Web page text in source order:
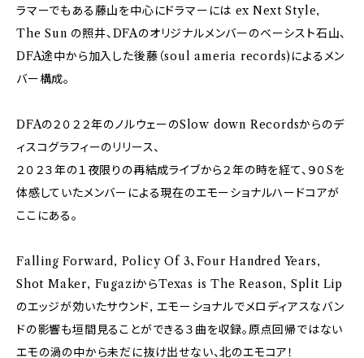
ラマーでもある藤山を中心にドラマーには ex Next Style,
The Sun の照井、DFAのオリジナルメンバーのベーシスト石山、
DFA途中から加入した後藤（soul ameria records)によるメン
バー構成。
DFAの２０２２年のノルウェーのSlow down Recordsからのデ
ィスコグラフィーのリリース、
２０２３年の１夜限りの再結成ライブから２年の時を経て、９０Sを
体感していたメンバーによる現在のエモーショナルハードコアが
ここにある。
Falling Forward, Policy Of 3、Four Handred Years,
Shot Maker, FugaziからTexas is The Reason, Split Lip
のエッジが効いたサウンド, エモーショナルでメロディアスなバン
ドの影響も垣間見ることができる３曲を収録。原点回帰ではない
エモの渦の中から未だに抜け出せない、北のエモコア！